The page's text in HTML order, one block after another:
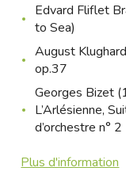
Edvard Fliflet
to Sea)
August
op.37
Georges Bizet
L’Arlésienne,
d’orchestre n° 2
Plus d'information